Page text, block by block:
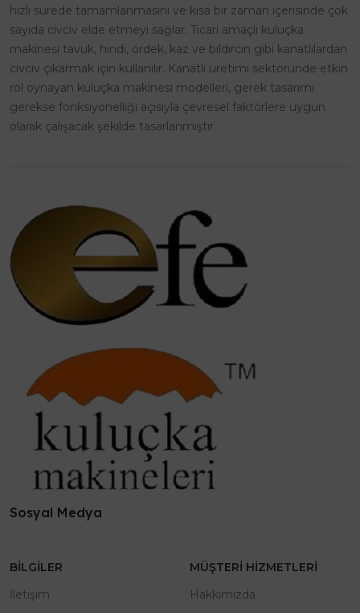
hızlı sürede tamamlanmasını ve kısa bir zaman içerisinde çok
sayıda civciv elde etmeyi sağlar. Ticari amaçlı kuluçka
makinesi tavuk, hindi, ördek, kaz ve bıldırcın gibi kanatlılardan
civciv çıkarmak için kullanılır. Kanatlı üretimi sektöründe etkin
rol oynayan kuluçka makinesi modelleri, gerek tasarımı
gerekse fonksiyonelliği açısıyla çevresel faktörlere uygun
olarak çalışacak şekilde tasarlanmıştır.
Sosyal Medya
BILGILER
İletişim
MÜŞTERI HIZMETLERI
Hakkımızda